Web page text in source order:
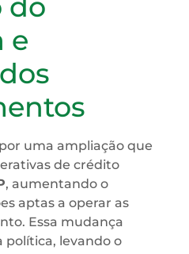
e
uma ampliação que
de crédito
, aumentando o
aptas a operar as
Essa mudança
política, levando o